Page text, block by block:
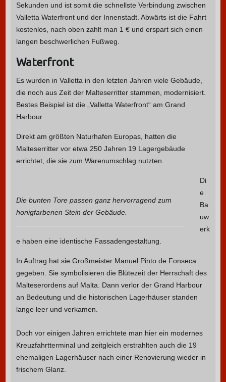
Sekunden und ist somit die schnellste Verbindung zwischen
Valletta Waterfront und der Innenstadt. Abwärts ist die Fahrt
kostenlos, nach oben zahlt man 1 € und erspart sich einen
langen beschwerlichen Fußweg.
Waterfront
Es wurden in Valletta in den letzten Jahren viele Gebäude,
die noch aus Zeit der Malteserritter stammen, modernisiert.
Bestes Beispiel ist die „Valletta Waterfront“ am Grand
Harbour.
Direkt am größten Naturhafen Europas, hatten die
Malteserritter vor etwa 250 Jahren 19 Lagergebäude
errichtet, die sie zum Warenumschlag nutzten.
Die bunten Tore passen ganz hervorragend zum
honigfarbenen Stein der Gebäude.
Di
e
Ba
uw
erk
e haben eine identische Fassadengestaltung.
In Auftrag hat sie Großmeister Manuel Pinto de Fonseca
gegeben. Sie symbolisieren die Blütezeit der Herrschaft des
Malteserordens auf Malta. Dann verlor der Grand Harbour
an Bedeutung und die historischen Lagerhäuser standen
lange leer und verkamen.
Doch vor einigen Jahren errichtete man hier ein modernes
Kreuzfahrtterminal und zeitgleich erstrahlten auch die 19
ehemaligen Lagerhäuser nach einer Renovierung wieder in
frischem Glanz.